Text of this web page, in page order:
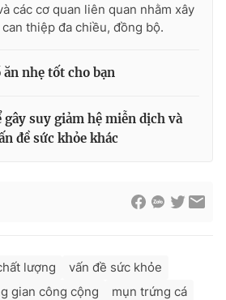
các cơ quan liên quan nhằm xây
thiệp đa chiều, đồng bộ.
nhẹ tốt cho bạn
gây suy giảm hệ miễn dịch và
đề sức khỏe khác
lượng
vấn đề sức khỏe
gian công cộng
mụn trứng cá